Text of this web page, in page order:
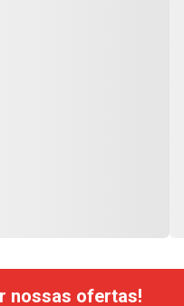
nossas ofertas!